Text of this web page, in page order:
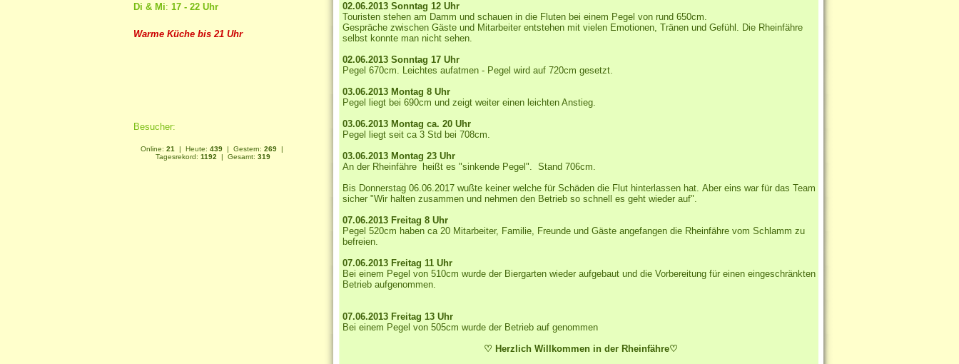
Di & Mi: 17 - 22 Uhr
Warme Küche bis 21 Uhr
Besucher:
Online: 21 | Heute: 439 | Gestern: 269 |
Tagesrekord: 1192 | Gesamt: 319
02.06.2013 Sonntag 12 Uhr
Touristen stehen am Damm und schauen in die Fluten bei einem Pegel von rund 650cm.
Gespräche zwischen Gäste und Mitarbeiter entstehen mit vielen Emotionen, Tränen und Gefühl. Die Rheinfähre
selbst konnte man nicht sehen.
02.06.2013 Sonntag 17 Uhr
Pegel 670cm. Leichtes aufatmen - Pegel wird auf 720cm gesetzt.
03.06.2013 Montag 8 Uhr
Pegel liegt bei 690cm und zeigt weiter einen leichten Anstieg.
03.06.2013 Montag ca. 20 Uhr
Pegel liegt seit ca 3 Std bei 708cm.
03.06.2013 Montag 23 Uhr
An der Rheinfähre heißt es "sinkende Pegel". Stand 706cm.
Bis Donnerstag 06.06.2017 wußte keiner welche für Schäden die Flut hinterlassen hat. Aber eins war für das Team
sicher "Wir halten zusammen und nehmen den Betrieb so schnell es geht wieder auf".
07.06.2013 Freitag 8 Uhr
Pegel 520cm haben ca 20 Mitarbeiter, Familie, Freunde und Gäste angefangen die Rheinfähre vom Schlamm zu
befreien.
07.06.2013 Freitag 11 Uhr
Bei einem Pegel von 510cm wurde der Biergarten wieder aufgebaut und die Vorbereitung für einen eingeschränkten
Betrieb aufgenommen.
07.06.2013 Freitag 13 Uhr
Bei einem Pegel von 505cm wurde der Betrieb auf genommen
♡ Herzlich Willkommen in der Rheinfähre♡